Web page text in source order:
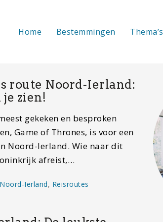
Home Bestemmingen Thema’s
route Noord-Ierland:
je zien!
gekeken en besproken
Game of Thrones, is voor een
Noord-Ierland. Wie naar dit
afreist,…
Noord-Ierland, Reisroutes